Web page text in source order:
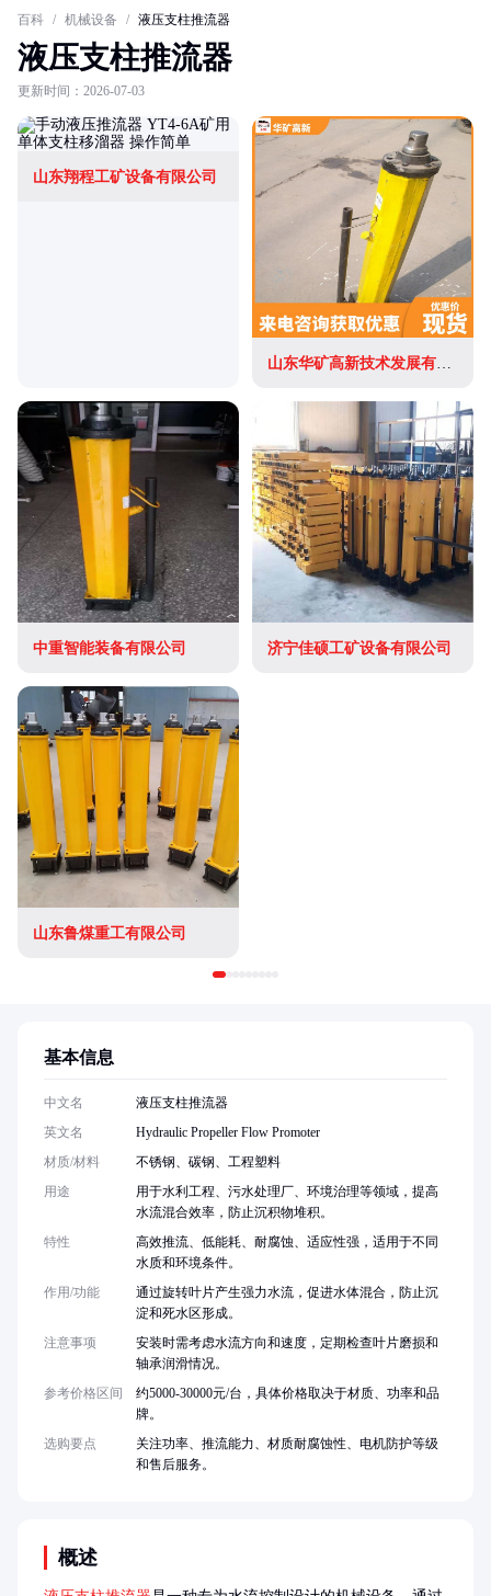
百科 / 机械设备 / 液压支柱推流器
液压支柱推流器
更新时间：2026-07-03
山东翔程工矿设备有限公司
山东华矿高新技术发展有限公司
中重智能装备有限公司 济宁佳硕工矿设备有限公司
山东鲁煤重工有限公司
概述
基本信息
中文名
液压支柱推流器
英文名
Hydraulic Propeller Flow Promoter
材质/材料
不锈钢、碳钢、工程塑料
用途
用于水利工程、污水处理厂、环境治理等领域，提高
水流混合效率，防止沉积物堆积。
特性
高效推流、低能耗、耐腐蚀、适应性强，适用于不同
水质和环境条件。
作用/功能
通过旋转叶片产生强力水流，促进水体混合，防止沉
淀和死水区形成。
注意事项
安装时需考虑水流方向和速度，定期检查叶片磨损和
轴承润滑情况。
参考价格区间
约5000-30000元/台，具体价格取决于材质、功率和品
牌。
选购要点
关注功率、推流能力、材质耐腐蚀性、电机防护等级
和售后服务。